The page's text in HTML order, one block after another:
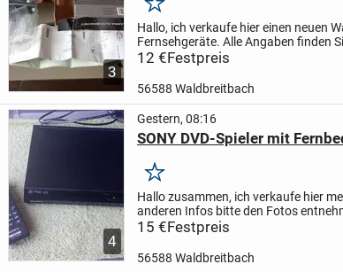
3
Merken
Hallo, ich verkaufe hier einen neuen
Fernsehgeräte. Alle Angaben finden
12 €Festpreis
56588 Waldbreitbach
4
Gestern, 08:16
SONY DVD-Spieler mit
Merken
Hallo zusammen, ich verkaufe hier
anderen Infos bitte den Fotos
oder Rücknahme. Versicherter
15 €Festpreis
56588 Waldbreitbach